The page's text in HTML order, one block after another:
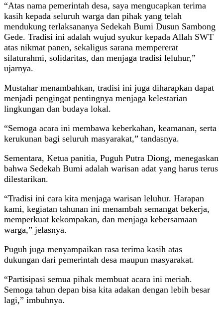
“Atas nama pemerintah desa, saya mengucapkan terima
kasih kepada seluruh warga dan pihak yang telah
mendukung terlaksananya Sedekah Bumi Dusun Sambong
Gede. Tradisi ini adalah wujud syukur kepada Allah SWT
atas nikmat panen, sekaligus sarana mempererat
silaturahmi, solidaritas, dan menjaga tradisi leluhur,”
ujarnya.
Mustahar menambahkan, tradisi ini juga diharapkan dapat
menjadi pengingat pentingnya menjaga kelestarian
lingkungan dan budaya lokal.
“Semoga acara ini membawa keberkahan, keamanan, serta
kerukunan bagi seluruh masyarakat,” tandasnya.
Sementara, Ketua panitia, Puguh Putra Diong, menegaskan
bahwa Sedekah Bumi adalah warisan adat yang harus terus
dilestarikan.
“Tradisi ini cara kita menjaga warisan leluhur. Harapan
kami, kegiatan tahunan ini menambah semangat bekerja,
memperkuat kekompakan, dan menjaga kebersamaan
warga,” jelasnya.
Puguh juga menyampaikan rasa terima kasih atas
dukungan dari pemerintah desa maupun masyarakat.
“Partisipasi semua pihak membuat acara ini meriah.
Semoga tahun depan bisa kita adakan dengan lebih besar
lagi,” imbuhnya.